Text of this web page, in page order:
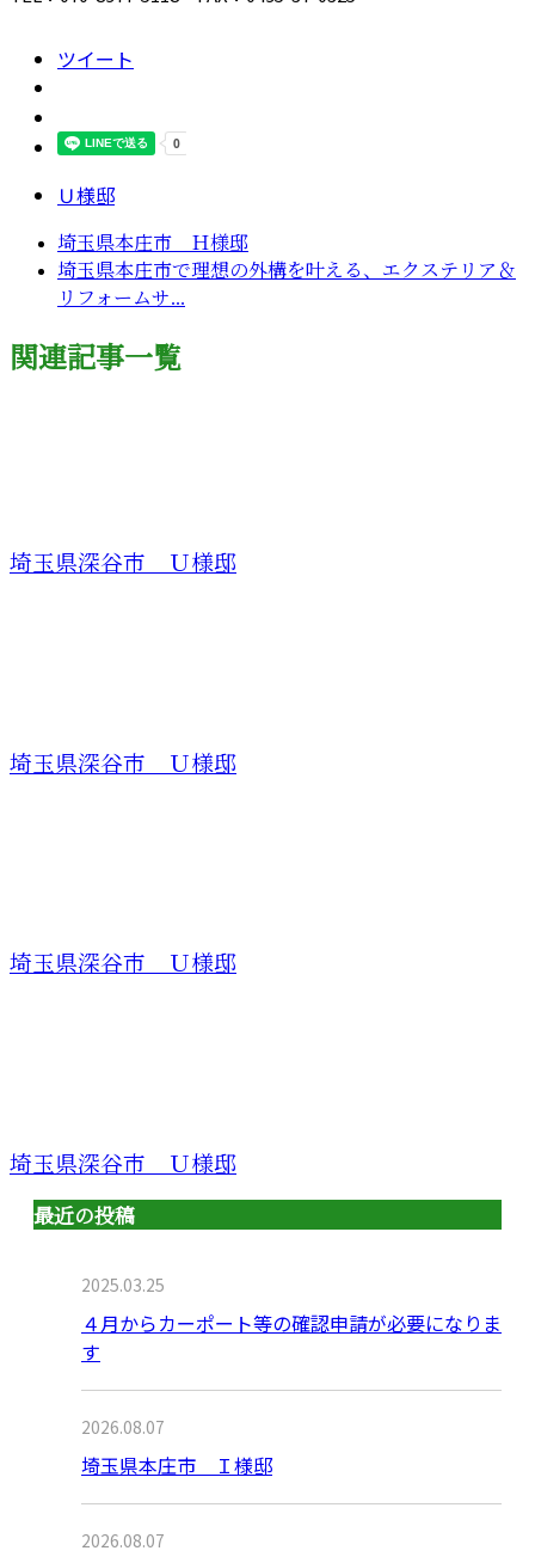
ツイート
Ｕ様邸
埼玉県本庄市 Ｈ様邸
埼玉県本庄市で理想の外構を叶える、エクステリア＆
リフォームサ...
関連記事一覧
埼玉県深谷市 Ｕ様邸
埼玉県深谷市 Ｕ様邸
埼玉県深谷市 Ｕ様邸
埼玉県深谷市 Ｕ様邸
最近の投稿
2025.03.25
４月からカーポート等の確認申請が必要になりま
す
2026.08.07
埼玉県本庄市 Ｉ様邸
2026.08.07